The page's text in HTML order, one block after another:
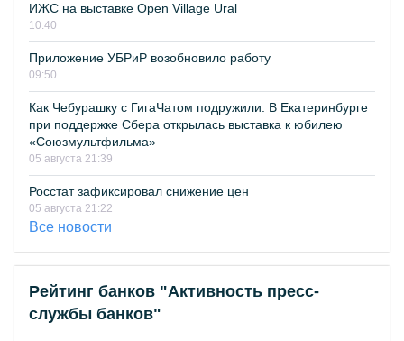
ИЖС на выставке Open Village Ural
10:40
Приложение УБРиР возобновило работу
09:50
Как Чебурашку с ГигаЧатом подружили. В Екатеринбурге
при поддержке Сбера открылась выставка к юбилею
«Союзмультфильма»
05 августа 21:39
Росстат зафиксировал снижение цен
05 августа 21:22
Все новости
Рейтинг банков "Активность пресс-
службы банков"